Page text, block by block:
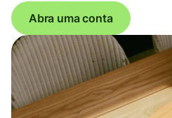
Abra uma conta